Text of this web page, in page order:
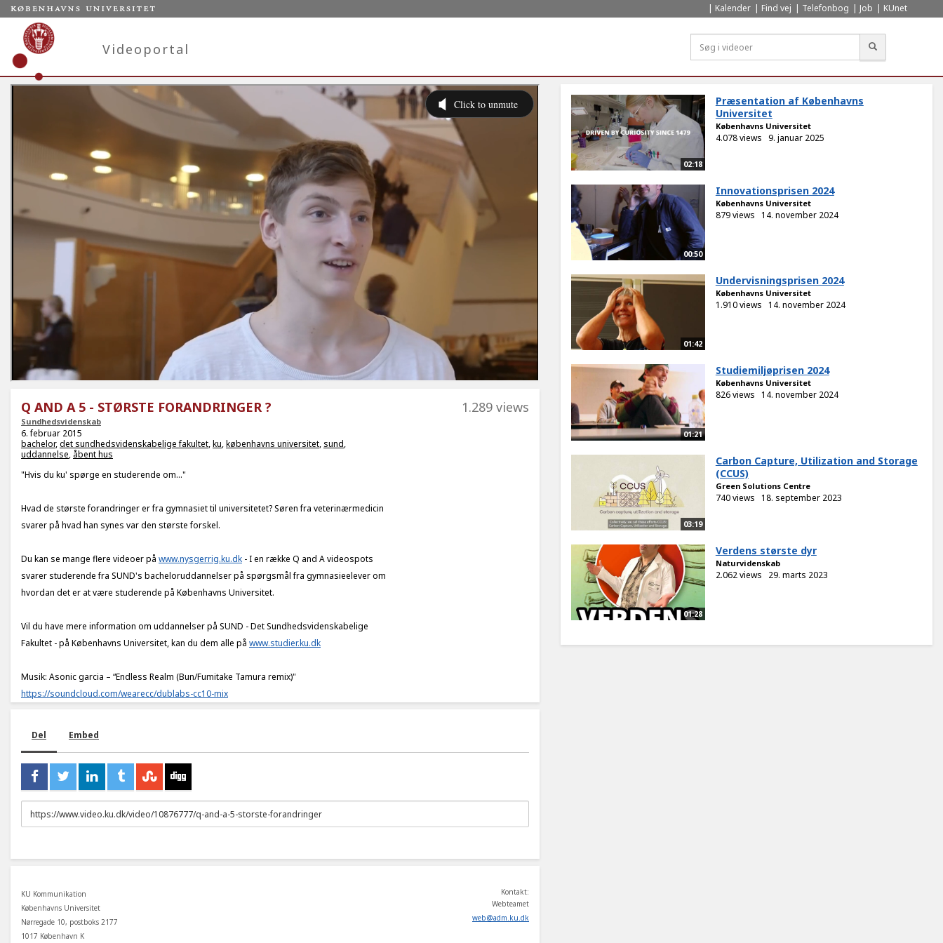
Kalender Find vej Telefonbog Job KUnet
Videoportal
Q AND A 5 - STØRSTE FORANDRINGER ?
Sundhedsvidenskab
1.289 views
6. februar 2015
bachelor,det sundhedsvidenskabelige fakultet,ku,københavns universitet, sund,
uddannelse, åbent hus
"Hvis du ku' spørge en studerende om..."
Hvad de største forandringer er fra gymnasiet til universitetet? Søren fra veterinærmedicin
svarer på hvad han synes var den største forskel.
Du kan se mange flere videoer på www.nysgerrig.ku.dk - I en række Q and A videospots
svarer studerende fra SUND's bacheloruddannelser på spørgsmål fra gymnasieelever om
hvordan det er at være studerende på Københavns Universitet.
Vil du have mere information om uddannelser på SUND - Det Sundhedsvidenskabelige
Fakultet - på Københavns Universitet, kan du dem alle på www.studier.ku.dk
Musik: Asonic garcia – “Endless Realm (Bun/Fumitake Tamura remix)"
https://soundcloud.com/wearecc/dublabs-cc10-mix
Del Embed
URL
to
KU Kommunikation
Københavns Universitet
Nørregade 10, postboks 2177
1017 København K
Kontakt:
Webteamet
web@adm.ku.dk
02:18
Præsentation af Københavns
Universitet
Københavns Universitet
4.078 views 9. januar 2025
00:50
Innovationsprisen 2024
Københavns Universitet
879 views 14. november 2024
01:42
Undervisningsprisen 2024
Københavns Universitet
1.910 views 14. november 2024
01:21
Studiemiljøprisen 2024
Københavns Universitet
826 views 14. november 2024
03:19
Carbon Capture, Utilization and Storage
(CCUS)
Green Solutions Centre
740 views 18. september 2023
01:28
Verdens største dyr
Naturvidenskab
2.062 views 29. marts 2023